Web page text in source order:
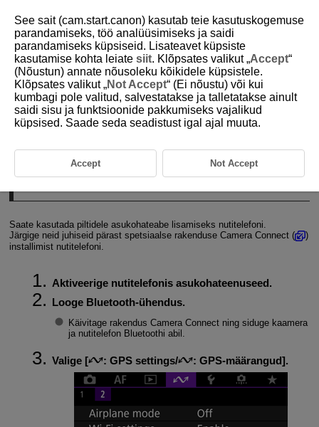
D266-179
GPS-määrangud
GPS mobiili kaudu
GPS-info kuvamine
Saate kasutada piltidele asukohateabe lisamiseks nutitelefoni.
Järgige neid juhiseid pärast spetsiaalse rakenduse Camera Connect (
)
installimist nutitelefoni.
Aktiveerige nutitelefonis asukohateenuseed.
Looge Bluetooth-ühendus.
Käivitage rakendus Camera Connect ning siduge kaamera
ja nutitelefon Bluetoothi abil.
Valige [ : GPS settings/ : GPS-määrangud].
See sait (cam.start.canon) kasutab teie kasutuskogemuse
parandamiseks, töö analüüsimiseks ja saidi
parandamiseks küpsiseid. Lisateavet küpsiste
kasutamise kohta leiate siit. Klõpsates valikut „Accept“
(Nõustun) annate nõusoleku kõikidele küpsistele.
Klõpsates valikut „Not Accept“ (Ei nõustu) või kui
kumbagi pole valitud, salvestatakse ja talletatakse ainult
saidi sisu ja funktsioonide pakkumiseks vajalikud
küpsised. Saade seda seadistust igal ajal muuta.
Accept Not Accept